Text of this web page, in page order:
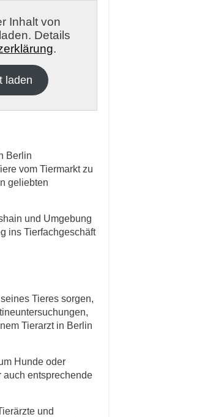
Inhalt von
Details
.
laden
Berlin
vom Tiermarkt zu
geliebten
und Umgebung
ins Tierfachgeschäft
Tieres sorgen,
Tierarzt in Berlin
Hunde oder
auch entsprechende
und